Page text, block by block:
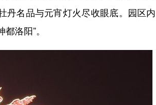
丹名品与元宵灯火尽收眼底。园区
洛阳”。